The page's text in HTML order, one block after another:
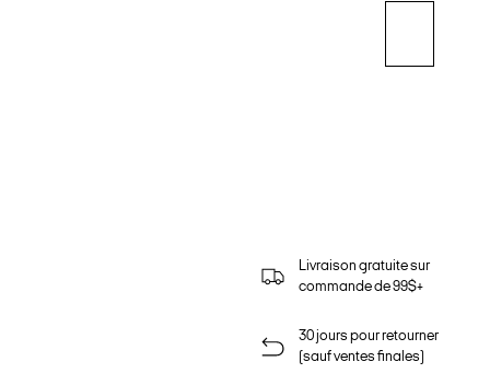
Livraison gratuite sur
commande de 99$+
30 jours pour retourner
(sauf ventes finales)